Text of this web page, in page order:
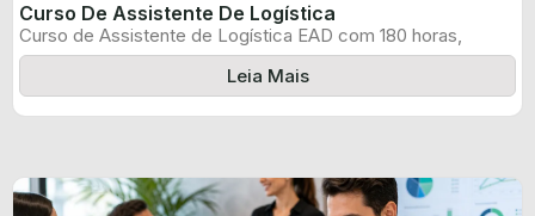
Curso De Assistente De Logística
Curso de Assistente de Logística EAD com 180 horas,
certificado informado pelo produtor ...
Leia Mais